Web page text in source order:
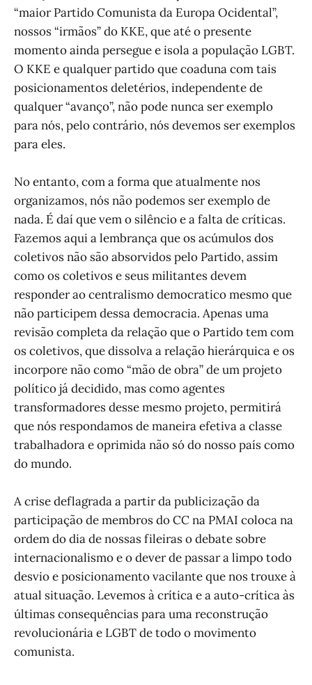
“maior Partido Comunista da Europa Ocidental”,
nossos “irmãos” do KKE, que até o presente
momento ainda persegue e isola a população LGBT.
O KKE e qualquer partido que coaduna com tais
posicionamentos deletérios, independente de
qualquer “avanço”, não pode nunca ser exemplo
para nós, pelo contrário, nós devemos ser exemplos
para eles.
No entanto, com a forma que atualmente nos
organizamos, nós não podemos ser exemplo de
nada. É daí que vem o silêncio e a falta de críticas.
Fazemos aqui a lembrança que os acúmulos dos
coletivos não são absorvidos pelo Partido, assim
como os coletivos e seus militantes devem
responder ao centralismo democratico mesmo que
não participem dessa democracia. Apenas uma
revisão completa da relação que o Partido tem com
os coletivos, que dissolva a relação hierárquica e os
incorpore não como “mão de obra” de um projeto
político já decidido, mas como agentes
transformadores desse mesmo projeto, permitirá
que nós respondamos de maneira efetiva a classe
trabalhadora e oprimida não só do nosso país como
do mundo.
A crise deflagrada a partir da publicização da
participação de membros do CC na PMAI coloca na
ordem do dia de nossas fileiras o debate sobre
internacionalismo e o dever de passar a limpo todo
desvio e posicionamento vacilante que nos trouxe à
atual situação. Levemos à crítica e a auto-crítica às
últimas consequências para uma reconstrução
revolucionária e LGBT de todo o movimento
comunista.